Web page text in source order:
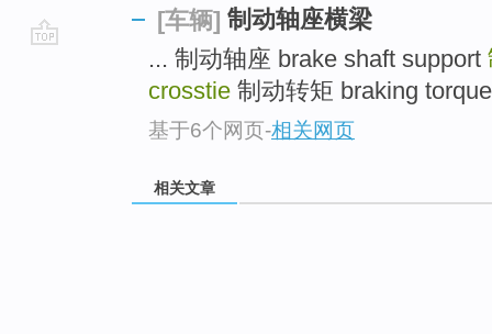
[车辆] 制动轴座横梁
... 制动轴座 brake shaft support
crosstie 制动转矩 braking
基于6个网页-相关网页
相关文章